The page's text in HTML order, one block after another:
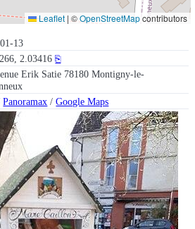
13
2.03416 ⎘
Erik Satie 78180 Montigny-le-
Panoramax /Google Maps
Leaflet| ©OpenStreetMapcontributors